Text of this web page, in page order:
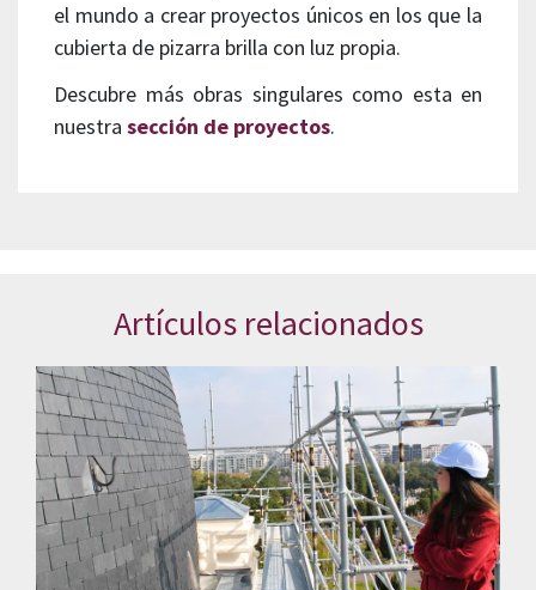
el mundo a crear proyectos únicos en los que la
cubierta de pizarra brilla con luz propia.
Descubre más obras singulares como esta en
nuestra sección de proyectos.
Artículos relacionados